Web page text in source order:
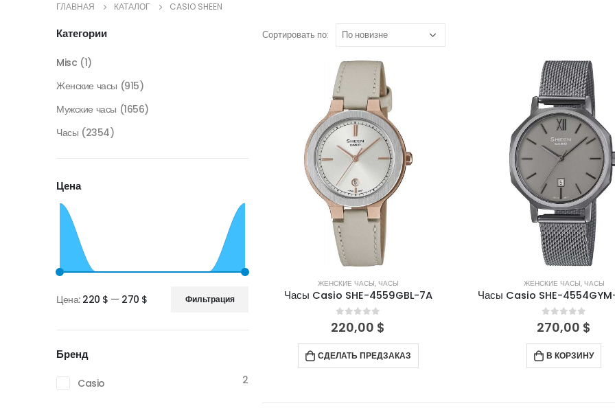
ГЛАВНАЯ КАТАЛОГ CASIO SHEEN
Сортировать по:
ЖЕНСКИЕ ЧАСЫ, ЧАСЫ
Часы Casio SHE-4559GBL-7A
0out of 5
220,00 $
СДЕЛАТЬ ПРЕДЗАКАЗ
ЖЕНСКИЕ ЧАСЫ, ЧАСЫ
Часы Casio SHE-
0out of 5
270,00 $
В КОРЗИНУ
Категории
Misc (1)
Женские часы (915)
Мужские часы (1656)
Часы (2354)
Цена
Минимальная
цена
Максимальная
цена
Фильтрация
Цена: 220 $ — 270 $
Бренд
Casio 2